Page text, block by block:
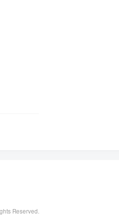
Reserved.